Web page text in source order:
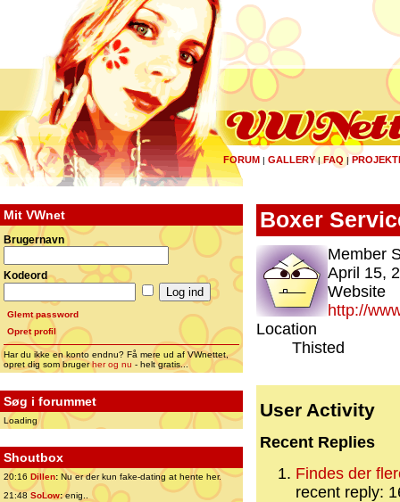
FORUM | GALLERY|FAQ |
Mit VWnet
Brugernavn
Kodeord
Glemt password
Opret profil
Har du ikke en konto endnu? Få mere ud af VWnettet,
opret dig som brugerher og nu - helt gratis...
Søg i forummet
Loading
Shoutbox
20:16 Dillen: Nu er der kun fake-dating at hente her.
21:48 SoLow:enig..
Boxer
Member
April 15,
Website
http://
Location
Thisted
User Activity
Recent Replies
Findes der
recent reply: